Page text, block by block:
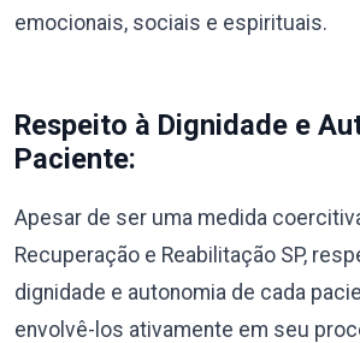
emocionais, sociais e espirituais.
Respeito à Dignidade e
Paciente:
Apesar de ser uma medida
Recuperação e Reabilitação SP,
dignidade e autonomia de cada
envolvê-los ativamente em seu